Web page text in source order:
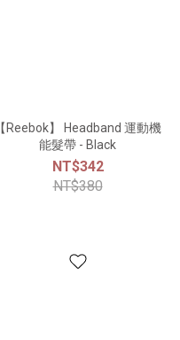
【Reebok】 Headband 運動機
能髮帶 - Black
NT$342
NT$380